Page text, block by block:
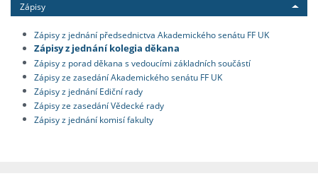
Zápisy
Zápisy z jednání předsednictva Akademického senátu FF UK
Zápisy z jednání kolegia děkana
Zápisy z porad děkana s vedoucími základních součástí
Zápisy ze zasedání Akademického senátu FF UK
Zápisy z jednání Ediční rady
Zápisy ze zasedání Vědecké rady
Zápisy z jednání komisí fakulty